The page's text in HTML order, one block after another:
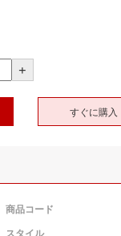
+
すぐに購入
商品コード
スタイル